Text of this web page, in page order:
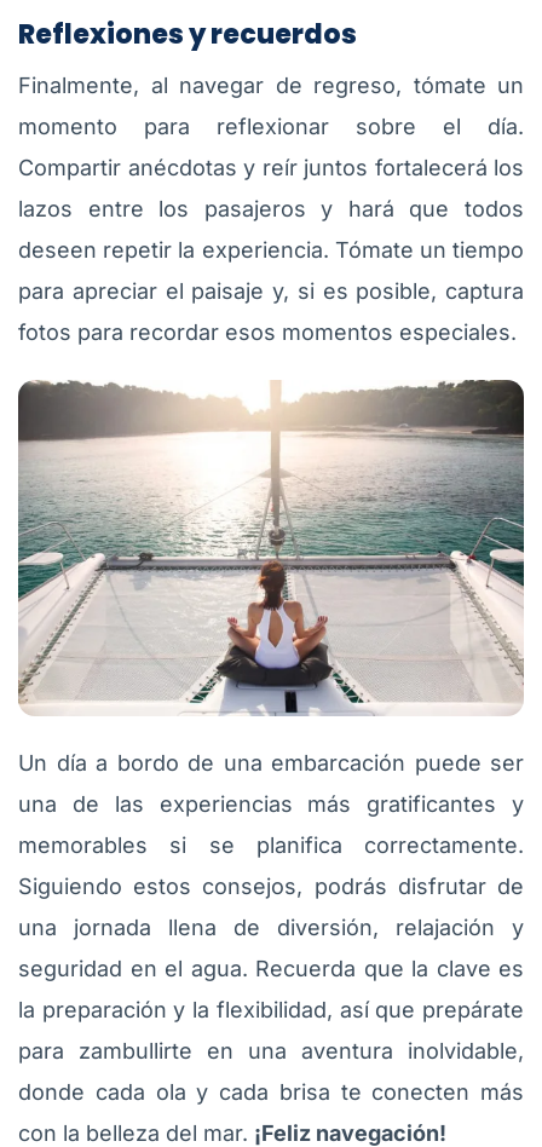
Reflexiones y recuerdos
Finalmente, al navegar de regreso, tómate un
momento para reflexionar sobre el día.
Compartir anécdotas y reír juntos fortalecerá los
lazos entre los pasajeros y hará que todos
deseen repetir la experiencia. Tómate un tiempo
para apreciar el paisaje y, si es posible, captura
fotos para recordar esos momentos especiales.
Un día a bordo de una embarcación puede ser
una de las experiencias más gratificantes y
memorables si se planifica correctamente.
Siguiendo estos consejos, podrás disfrutar de
una jornada llena de diversión, relajación y
seguridad en el agua. Recuerda que la clave es
la preparación y la flexibilidad, así que prepárate
para zambullirte en una aventura inolvidable,
donde cada ola y cada brisa te conecten más
con la belleza del mar. ¡Feliz navegación!